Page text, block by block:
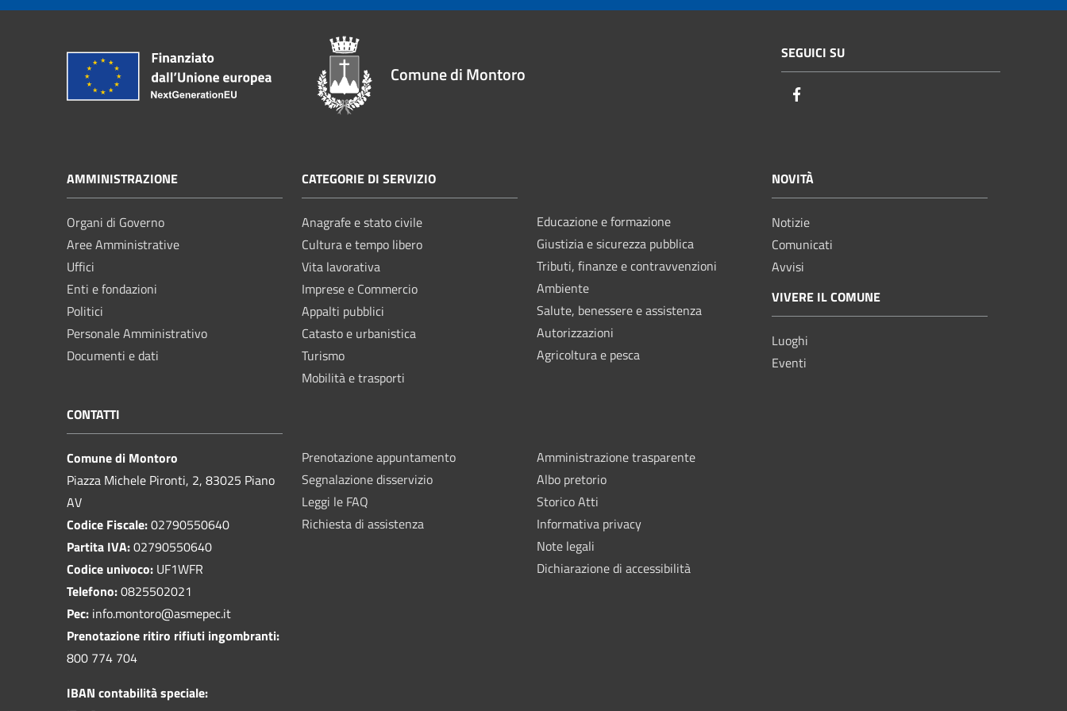
Comune di Montoro
SEGUICI SU
AMMINISTRAZIONE
Organi di Governo
Aree Amministrative
Uffici
Enti e fondazioni
Politici
Personale Amministrativo
Documenti e dati
CATEGORIE DI SERVIZIO
Anagrafe e stato civile
Cultura e tempo libero
Vita lavorativa
Imprese e Commercio
Appalti pubblici
Catasto e urbanistica
Turismo
Mobilità e trasporti
Educazione e formazione
Giustizia e sicurezza pubblica
Tributi, finanze e contravvenzioni
Ambiente
Salute, benessere e assistenza
Autorizzazioni
Agricoltura e pesca
NOVITÀ
Notizie
Comunicati
Avvisi
VIVERE IL COMUNE
Luoghi
Eventi
CONTATTI
Comune di Montoro
Piazza Michele Pironti, 2, 83025 Piano
AV
Codice Fiscale:02790550640
Partita IVA:02790550640
Codice univoco: UF1WFR
Telefono:0825502021
Pec: info.montoro@asmepec.it
Prenotazione ritiro rifiuti ingombranti:
800 774 704
IBAN contabilità speciale:
Prenotazione appuntamento
Segnalazione disservizio
Leggi le FAQ
Richiesta di assistenza
Amministrazione trasparente
Albo pretorio
Storico Atti
Informativa privacy
Note legali
Dichiarazione di accessibilità